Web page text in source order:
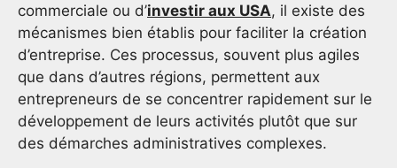
commerciale ou d’investir aux USA, il existe des
mécanismes bien établis pour faciliter la création
d’entreprise. Ces processus, souvent plus agiles
que dans d’autres régions, permettent aux
entrepreneurs de se concentrer rapidement sur le
développement de leurs activités plutôt que sur
des démarches administratives complexes.